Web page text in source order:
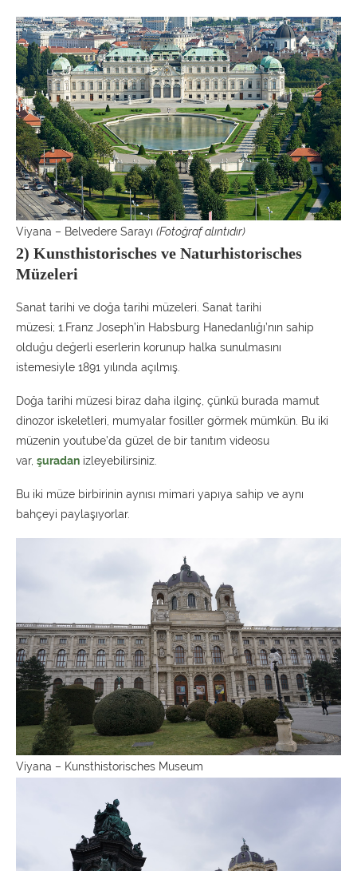
Viyana – Belvedere Sarayı (Fotoğraf alıntıdır)
2) Kunsthistorisches ve Naturhistorisches
Müzeleri
Sanat tarihi ve doğa tarihi müzeleri. Sanat tarihi
müzesi; 1.Franz Joseph’in Habsburg Hanedanlığı’nın sahip
olduğu değerli eserlerin korunup halka sunulmasını
istemesiyle 1891 yılında açılmış.
Doğa tarihi müzesi biraz daha ilginç, çünkü burada mamut
dinozor iskeletleri, mumyalar fosiller görmek mümkün. Bu iki
müzenin youtube’da güzel de bir tanıtım videosu
var, şuradan izleyebilirsiniz.
Bu iki müze birbirinin aynısı mimari yapıya sahip ve aynı
bahçeyi paylaşıyorlar.
Viyana – Kunsthistorisches Museum